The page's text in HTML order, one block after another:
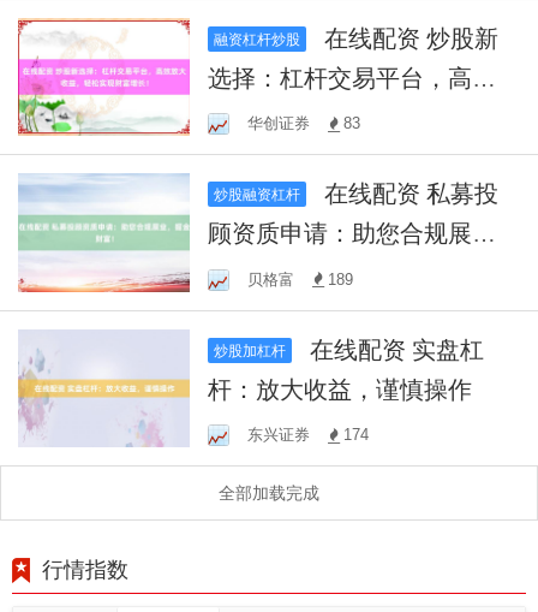
融资杠杆炒股
在线配资 炒股新
选择：杠杆交易平台，高效
放大收益，轻松实现财富增
长！
华创证券 83
炒股融资杠杆
在线配资 私募投
顾资质申请：助您合规展
业，掘金财富！
贝格富 189
炒股加杠杆
在线配资 实盘杠
杆：放大收益，谨慎操作
东兴证券 174
全部加载完成
行情指数